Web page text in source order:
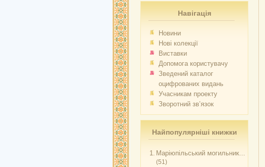
Навігація
Новини
Нові колекції
Виставки
Допомога користувачу
Зведений каталог
оцифрованих видань
Учасникам проекту
Зворотний зв’язок
Найпопулярніші книжки
1. Маріюпільський могильник...
(51)